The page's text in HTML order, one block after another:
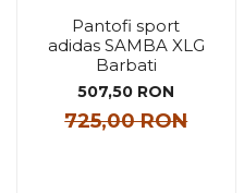
Pantofi sport
adidas SAMBA XLG
Barbati
507,50 RON
725,00 RON